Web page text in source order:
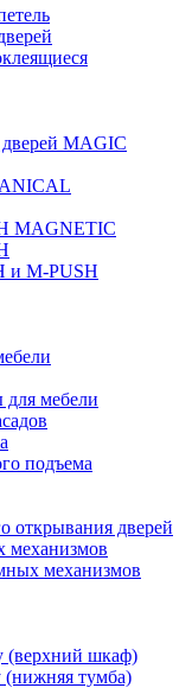
MAGIC
MAGNETIC
и M-PUSH
мебели
подъема
открывания дверей
механизмов
механизмов
(верхний шкаф)
тумба)